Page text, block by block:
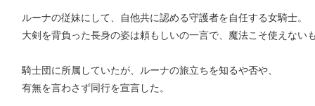
ルーナの従妹にして、自他共に認める守護者を自任する女騎士。
大剣を背負った長身の姿は頼もしいの一言で、魔法こそ使えな
騎士団に所属していたが、ルーナの旅立ちを知るや否や、
有無を言わさず同行を宣言した。